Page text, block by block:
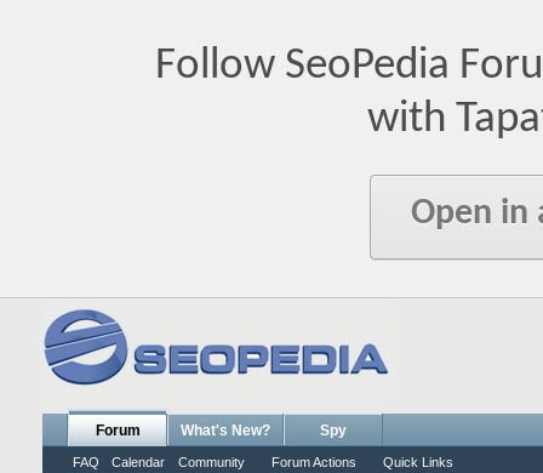
Follow SeoPedia
with
Open in
Forum
FAQ Calendar Community Forum Actions Quick Links
What's New? Spy